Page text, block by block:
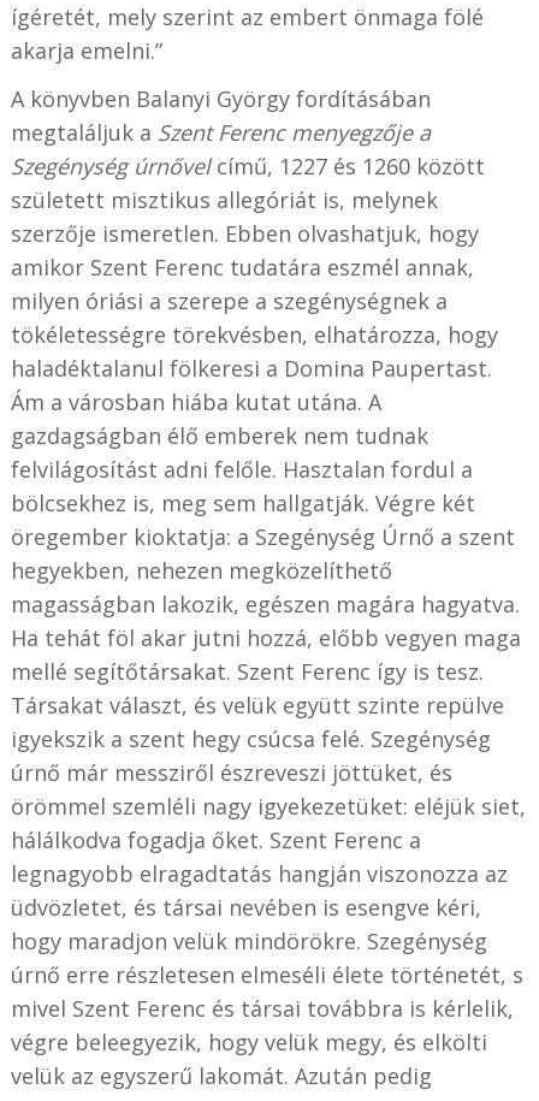
ígéretét, mely szerint az embert önmaga fölé
akarja emelni.”
A könyvben Balanyi György fordításában
megtaláljuk a Szent Ferenc menyegzője a
Szegénység úrnővelcímű, 1227 és 1260 között
született misztikus allegóriát is, melynek
szerzője ismeretlen. Ebben olvashatjuk, hogy
amikor Szent Ferenc tudatára eszmél annak,
milyen óriási a szerepe a szegénységnek a
tökéletességre törekvésben, elhatározza, hogy
haladéktalanul fölkeresi a Domina Paupertast.
Ám a városban hiába kutat utána. A
gazdagságban élő emberek nem tudnak
felvilágosítást adni felőle. Hasztalan fordul a
bölcsekhez is, meg sem hallgatják. Végre két
öregember kioktatja: a Szegénység Úrnő a szent
hegyekben, nehezen megközelíthető
magasságban lakozik, egészen magára hagyatva.
Ha tehát föl akar jutni hozzá, előbb vegyen maga
mellé segítőtársakat. Szent Ferenc így is tesz.
Társakat választ, és velük együtt szinte repülve
igyekszik a szent hegy csúcsa felé. Szegénység
úrnő már messziről észreveszi jöttüket, és
örömmel szemléli nagy igyekezetüket: eléjük siet,
hálálkodva fogadja őket. Szent Ferenc a
legnagyobb elragadtatás hangján viszonozza az
üdvözletet, és társai nevében is esengve kéri,
hogy maradjon velük mindörökre. Szegénység
úrnő erre részletesen elmeséli élete történetét, s
mivel Szent Ferenc és társai továbbra is kérlelik,
végre beleegyezik, hogy velük megy, és elkölti
velük az egyszerű lakomát. Azután pedig